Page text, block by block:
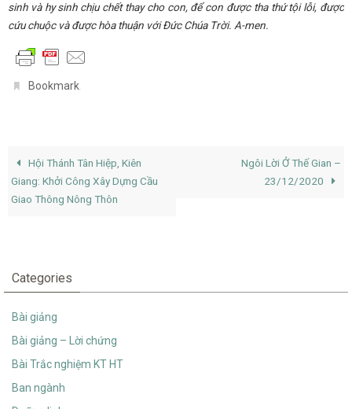
sinh và hy sinh chịu chết thay cho con, để con được tha thứ tội lỗi, được
cứu chuộc và được hòa thuận với Đức Chúa Trời. A-men.
Bookmark.
Hội Thánh Tân Hiệp, Kiên
Giang: Khởi Công Xây Dựng Cầu
Giao Thông Nông Thôn
Ngôi Lời Ở Thế Gian –
23/12/2020
Categories
Bài giảng
Bài giảng – Lời chứng
Bài Trắc nghiệm KT HT
Ban ngành